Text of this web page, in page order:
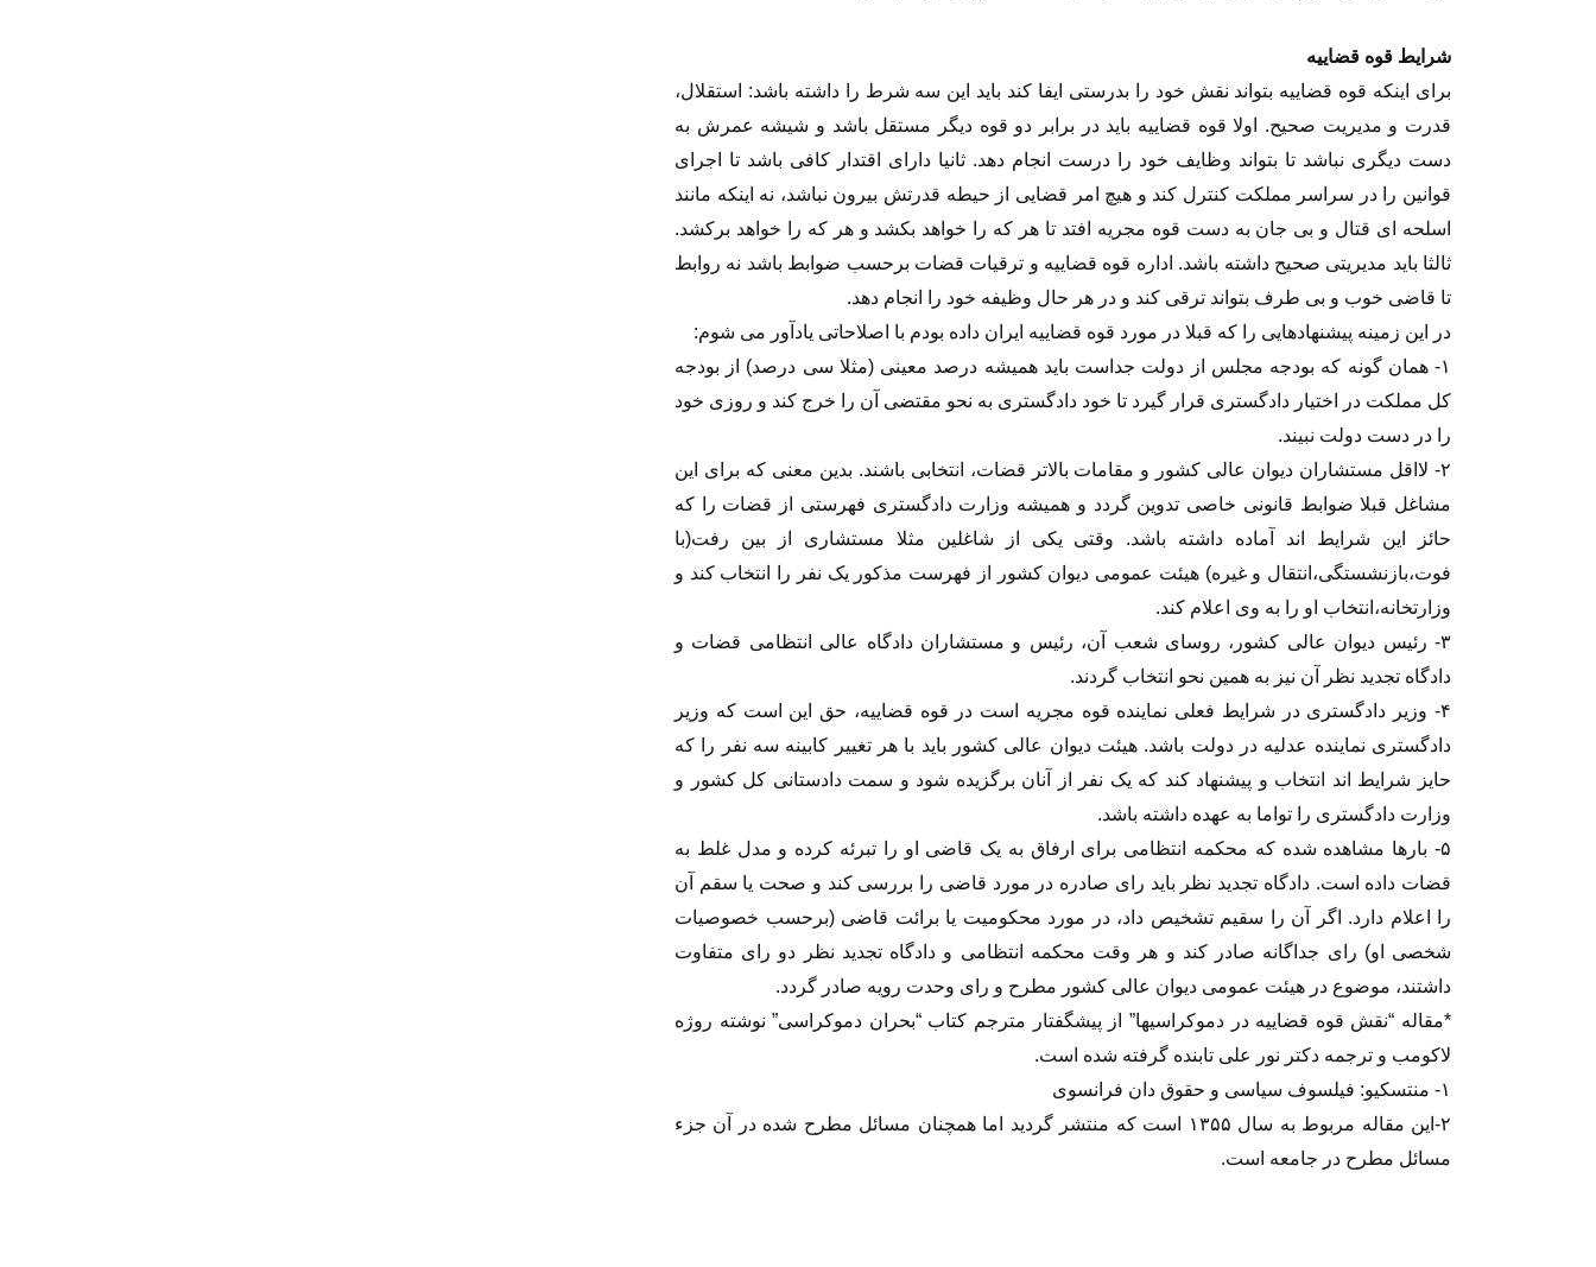
شرایط قوه قضاییه
برای اینکه قوه قضاییه بتواند نقش خود را بدرستی ایفا کند باید این سه شرط را داشته باشد: استقلال،
قدرت و مدیریت صحیح. اولا قوه قضاییه باید در برابر دو قوه دیگر مستقل باشد و شیشه عمرش به
دست دیگری نباشد تا بتواند وظایف خود را درست انجام دهد. ثانیا دارای اقتدار کافی باشد تا اجرای
قوانین را در سراسر مملکت کنترل کند و هیچ امر قضایی از حیطه قدرتش بیرون نباشد، نه اینکه مانند
اسلحه ای قتال و بی جان به دست قوه مجریه افتد تا هر که را خواهد بکشد و هر که را خواهد برکشد.
ثالثا باید مدیریتی صحیح داشته باشد. اداره قوه قضاییه و ترقیات قضات برحسب ضوابط باشد نه روابط
تا قاضی خوب و بی طرف بتواند ترقی کند و در هر حال وظیفه خود را انجام دهد.
در این زمینه پیشنهادهایی را که قبلا در مورد قوه قضاییه ایران داده بودم با اصلاحاتی یادآور می شوم:
۱- همان گونه که بودجه مجلس از دولت جداست باید همیشه درصد معینی (مثلا سی درصد) از بودجه
کل مملکت در اختیار دادگستری قرار گیرد تا خود دادگستری به نحو مقتضی آن را خرج کند و روزی خود
را در دست دولت نبیند.
۲- لااقل مستشاران دیوان عالی کشور و مقامات بالاتر قضات، انتخابی باشند. بدین معنی که برای این
مشاغل قبلا ضوابط قانونی خاصی تدوین گردد و همیشه وزارت دادگستری فهرستی از قضات را که
حائز این شرایط اند آماده داشته باشد. وقتی یکی از شاغلین مثلا مستشاری از بین رفت(با
فوت،بازنشستگی،انتقال و غیره) هیئت عمومی دیوان کشور از فهرست مذکور یک نفر را انتخاب کند و
وزارتخانه،انتخاب او را به وی اعلام کند.
۳- رئیس دیوان عالی کشور، روسای شعب آن، رئیس و مستشاران دادگاه عالی انتظامی قضات و
دادگاه تجدید نظر آن نیز به همین نحو انتخاب گردند.
۴- وزیر دادگستری در شرایط فعلی نماینده قوه مجریه است در قوه قضاییه، حق این است که وزیر
دادگستری نماینده عدلیه در دولت باشد. هیئت دیوان عالی کشور باید با هر تغییر کابینه سه نفر را که
حایز شرایط اند انتخاب و پیشنهاد کند که یک نفر از آنان برگزیده شود و سمت دادستانی کل کشور و
وزارت دادگستری را تواما به عهده داشته باشد.
۵- بارها مشاهده شده که محکمه انتظامی برای ارفاق به یک قاضی او را تبرئه کرده و مدل غلط به
قضات داده است. دادگاه تجدید نظر باید رای صادره در مورد قاضی را بررسی کند و صحت یا سقم آن
را اعلام دارد. اگر آن را سقیم تشخیص داد، در مورد محکومیت یا برائت قاضی (برحسب خصوصیات
شخصی او) رای جداگانه صادر کند و هر وقت محکمه انتظامی و دادگاه تجدید نظر دو رای متفاوت
داشتند، موضوع در هیئت عمومی دیوان عالی کشور مطرح و رای وحدت رویه صادر گردد.
*مقاله “نقش قوه قضاییه در دموکراسیها” از پیشگفتار مترجم کتاب “بحران دموکراسی” نوشته روژه
لاکومب و ترجمه دکتر نور علی تابنده گرفته شده است.
۱- منتسکیو: فیلسوف سیاسی و حقوق دان فرانسوی
۲-این مقاله مربوط به سال ۱۳۵۵ است که منتشر گردید اما همچنان مسائل مطرح شده در آن جزء
مسائل مطرح در جامعه است.